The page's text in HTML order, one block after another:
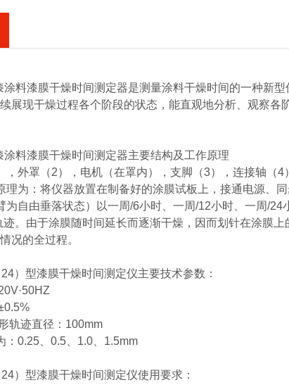
涂料漆膜干燥时间测定器是测量涂料干燥时间的一种新
展现干燥过程各个阶段的状态，能直观地分析、观察
涂料漆膜干燥时间测定器主要结构及工作原理
，外罩（2），电机（在罩内），支脚（3），连接轴（
理为：将仪器放置在制备好的涂膜试板上，接通电源、
为自由垂落状态）以一周/6小时、一周/12小时、一周/
。由于涂膜随时间延长而逐渐干燥，因而划针在涂膜
况的全过程。
）型漆膜干燥时间测定仪主要技术参数：
轨迹直径：100mm
：0.25、0.5、1.0、1.5mm
）型漆膜干燥时间测定仪使用要求：